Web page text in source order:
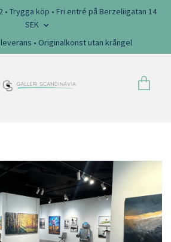
• Trygga köp • Fri entré på Berzeliigatan 14
SEK
• Originalkonst utan krångel